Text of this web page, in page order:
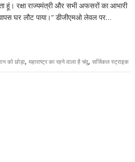
हूं। रक्षा राज्यमंत्री और सभी अफसरों का आभारी
घर लौट पाया।” डीजीएमओ लेवल पर…
को छोड़ा,महाराष्ट्र का रहने वाला है चंदू,सर्जिकल स्ट्राइक